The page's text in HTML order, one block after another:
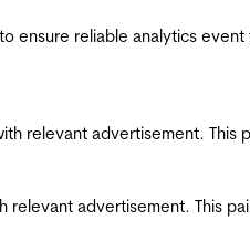
ensure reliable analytics
relevant advertisement.
advertisement. This